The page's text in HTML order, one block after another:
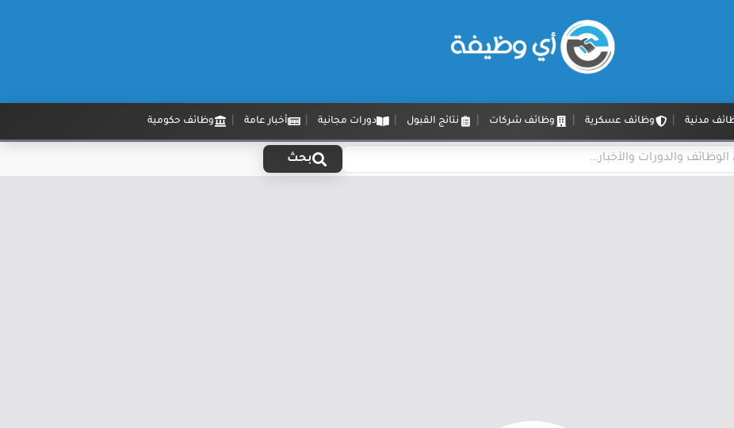
مدنية وظائف عسكرية وظائف شركات نتائج القبول دورات مجانية أخبار عامة وظائف حكومية
بحث